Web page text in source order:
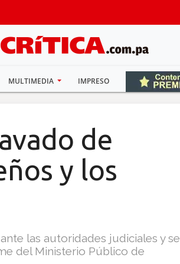
MULTIMEDIA IMPRESO
de
y los
las autoridades judiciales y se
del Ministerio Público de